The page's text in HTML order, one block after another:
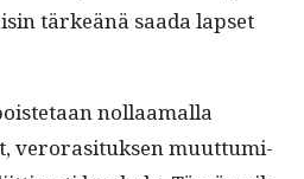
tärkeänä saa­da lapset
nol­laa­mal­la
veror­a­situk­sen muut­tumi­